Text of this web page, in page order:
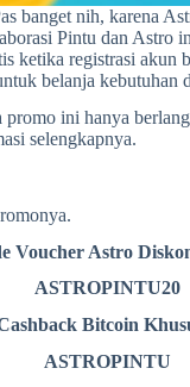
banget nih, karena
Pintu dan Astro
ketika registrasi akun
belanja kebutuhan
ini hanya
selengkapnya.
Voucher Astro
ASTROPINTU20
Bitcoin
ASTROPINTU